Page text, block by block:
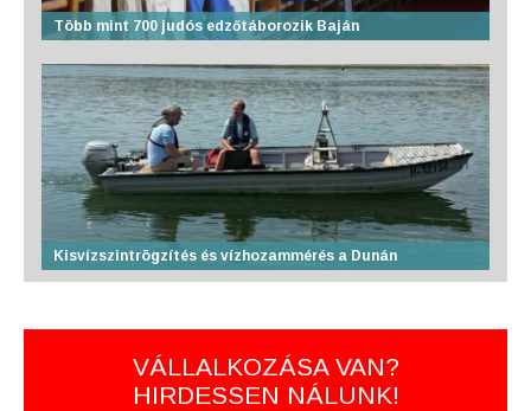
Több mint 700 judós edzőtáborozik Baján
Kisvízszintrögzítés és vízhozammérés a Dunán
VÁLLALKOZÁSA VAN?
HIRDESSEN NÁLUNK!